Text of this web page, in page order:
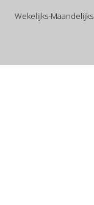
Wekelijks-Maandelijks